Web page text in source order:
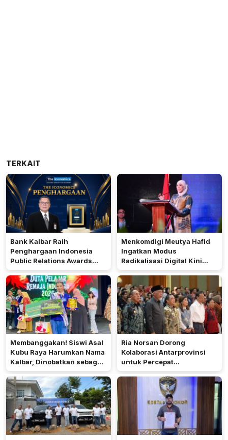
TERKAIT
Bank Kalbar Raih
Penghargaan Indonesia
Public Relations Awards
2026
Menkomdigi Meutya Hafid
Ingatkan Modus
Radikalisasi Digital Kini
Berkedok Kepedulian
Membanggakan! Siswi Asal
Kubu Raya Harumkan Nama
Kalbar, Dinobatkan sebagai
Duta Pelajar Remaja
Indonesia 2026
Ria Norsan Dorong
Kolaborasi Antarprovinsi
untuk Percepat
Pembangunan Nasional